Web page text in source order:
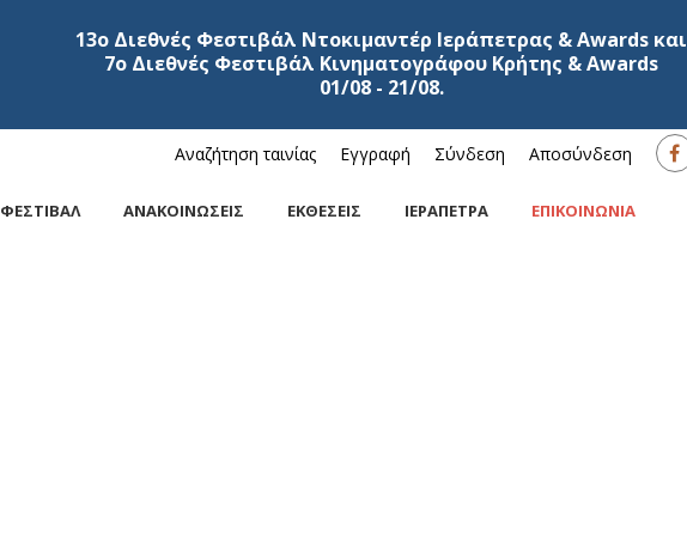
13ο Διεθνές Φεστιβάλ Ντοκιμαντέρ Ιεράπετρας & Awards και
7ο Διεθνές Φεστιβάλ Κινηματογράφου Κρήτης & Awards
01/08 - 21/08.
Αναζήτηση ταινίας Εγγραφή Σύνδεση Αποσύνδεση
ΦΕΣΤΙΒΑΛ ΑΝΑΚΟΙΝΩΣΕΙΣ ΕΚΘΕΣΕΙΣ ΙΕΡΑΠΕΤΡΑ ΕΠΙΚΟΙΝΩΝΙΑ